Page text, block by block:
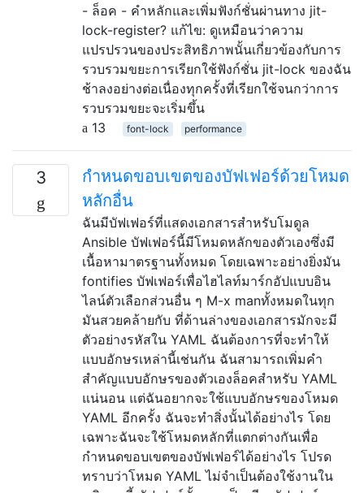
- ล็อค - คำหลักและเพิ่มฟังก์ชั่นผ่านทาง jit-
lock-register? แก้ไข: ดูเหมือนว่าความ
แปรปรวนของประสิทธิภาพนั้นเกี่ยวข้องกับการ
รวบรวมขยะการเรียกใช้ฟังก์ชั่น jit-lock ของฉัน
ช้าลงอย่างต่อเนื่องทุกครั้งที่เรียกใช้จนกว่าการ
รวบรวมขยะจะเริ่มขึ้น
13
font-lock performance
3
กำหนดขอบเขตของบัฟเฟอร์ด้วยโหมด
หลักอื่น
ฉันมีบัฟเฟอร์ที่แสดงเอกสารสำหรับโมดูล
Ansible บัฟเฟอร์นี้มีโหมดหลักของตัวเองซึ่งมี
เนื้อหามาตรฐานทั้งหมด โดยเฉพาะอย่างยิ่งมัน
fontifies บัฟเฟอร์เพื่อไฮไลท์มาร์กอัปแบบอิน
ไลน์ตัวเลือกส่วนอื่น ๆ M-x manทั้งหมดในทุก
มันสวยคล้ายกับ ที่ด้านล่างของเอกสารมักจะมี
ตัวอย่างรหัสใน YAML ฉันต้องการที่จะทำให้
แบบอักษรเหล่านี้เช่นกัน ฉันสามารถเพิ่มคำ
สำคัญแบบอักษรของตัวเองล็อคสำหรับ YAML
แน่นอน แต่ฉันอยากจะใช้แบบอักษรของโหมด
YAML อีกครั้ง ฉันจะทำสิ่งนั้นได้อย่างไร โดย
เฉพาะฉันจะใช้โหมดหลักที่แตกต่างกันเพื่อ
กำหนดขอบเขตของบัฟเฟอร์ได้อย่างไร โปรด
ทราบว่าโหมด YAML ไม่จำเป็นต้องใช้งานใน